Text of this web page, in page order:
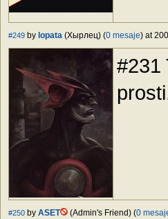
#249 by lopata (Хырлец) (0 mesaje) at
#231
#250 by ASET (Admin's Friend) (0